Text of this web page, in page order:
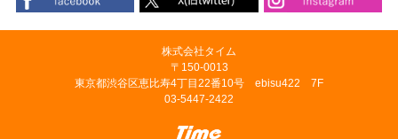
株式会社タイム
〒150-0013
東京都渋谷区恵比寿4丁目22番10号 ebisu422 7F
03-5447-2422